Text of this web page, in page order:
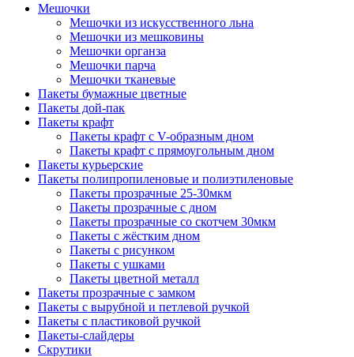
Мешочки
Мешочки из искусственного льна
Мешочки из мешковины
Мешочки органза
Мешочки парча
Мешочки тканевые
Пакеты бумажные цветные
Пакеты дой-пак
Пакеты крафт
Пакеты крафт с V-образным дном
Пакеты крафт с прямоугольным дном
Пакеты курьерские
Пакеты полипропиленовые и полиэтиленовые
Пакеты прозрачные 25-30мкм
Пакеты прозрачные с дном
Пакеты прозрачные со скотчем 30мкм
Пакеты с жёстким дном
Пакеты с рисунком
Пакеты с ушками
Пакеты цветной металл
Пакеты прозрачные с замком
Пакеты с вырубной и петлевой ручкой
Пакеты с пластиковой ручкой
Пакеты-слайдеры
Скрутики